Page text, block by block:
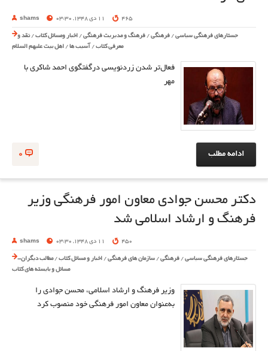
shams 11 دی 1348, 03:30 465
جستارهای فرهنگی سیاسی / فرهنگی / فرهنگ و مدیریت فرهنگی / اخبار ومسائل کتاب /نقد و
معرفی کتاب / آسیب ها / اهل بیت علیهم السلام
فعال‌تر شدن زردنویسی درگفتگوی احمد شاکری با
مهر
0 ادامه مطلب
دکتر محسن جوادی معاون امور فرهنگی وزیر
فرهنگ و ارشاد اسلامی شد
shams 11 دی 1348, 03:30 450
جستارهای فرهنگی سیاسی / فرهنگی / سازمان های فرهنگی / اخبار و مسائل کتاب /مطالب دیگران-
مسائل و بایسته های کتاب
وزیر فرهنگ و ارشاد اسلامی، محسن جوادی را
به‌عنوان معاون امور فرهنگی خود منصوب کرد